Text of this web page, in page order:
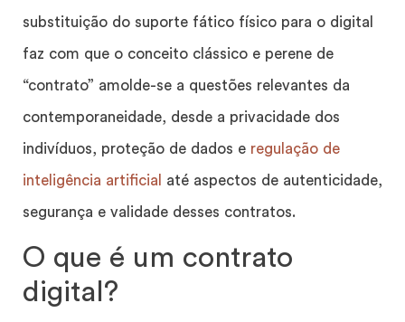
substituição do suporte fático físico para o digital
faz com que o conceito clássico e perene de
“contrato” amolde-se a questões relevantes da
contemporaneidade, desde a privacidade dos
indivíduos, proteção de dados e regulação de
inteligência artificial até aspectos de autenticidade,
segurança e validade desses contratos.
O que é um contrato
digital?